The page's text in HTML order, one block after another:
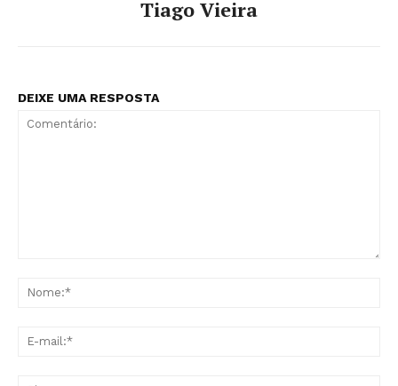
Tiago Vieira
DEIXE UMA RESPOSTA